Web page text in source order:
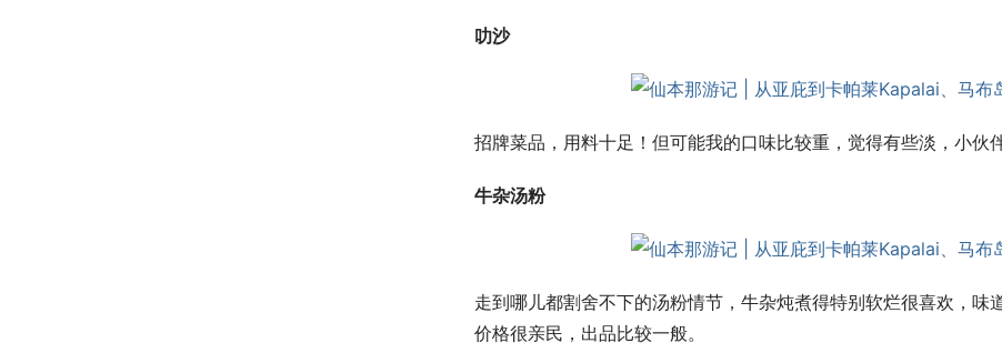
叻沙
招牌菜品，用料十足！但可能我的口味比较重，觉得有些淡，小伙
牛杂汤粉
走到哪儿都割舍不下的汤粉情节，牛杂炖煮得特别软烂很喜欢，味
价格很亲民，出品比较一般。